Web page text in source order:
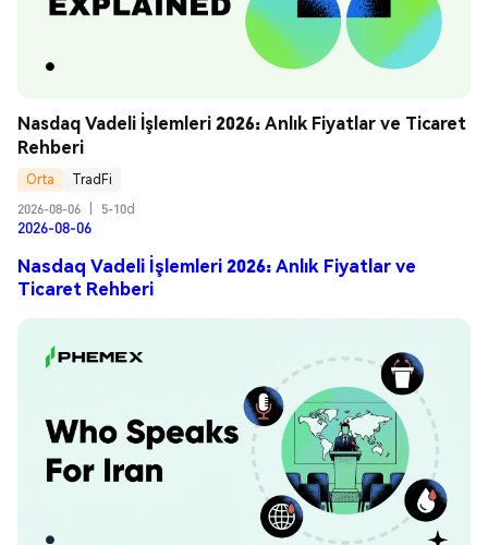
Nasdaq Vadeli İşlemleri 2026: Anlık Fiyatlar ve Ticaret
Rehberi
Orta
TradFi
2026-08-06
5-10d
2026-08-06
Nasdaq Vadeli İşlemleri 2026: Anlık Fiyatlar ve
Ticaret Rehberi